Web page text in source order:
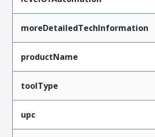
moreDetailedTechInformation
productName
toolType
upc